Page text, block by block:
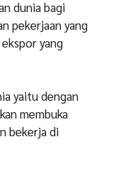
dunia bagi
pekerjaan yang
yang
yaitu dengan
membuka
bekerja di